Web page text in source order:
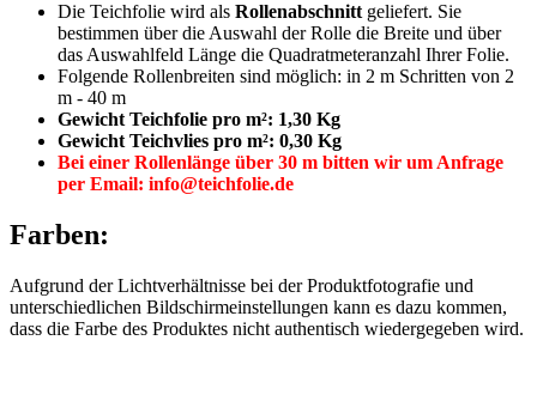
Die Teichfolie wird als Rollenabschnitt geliefert. Sie
bestimmen über die Auswahl der Rolle die Breite und über
das Auswahlfeld Länge die Quadratmeteranzahl Ihrer Folie.
Folgende Rollenbreiten sind möglich: in 2 m Schritten von 2
m - 40 m
Gewicht Teichfolie pro m²: 1,30 Kg
Gewicht Teichvlies pro m²: 0,30 Kg
Bei einer Rollenlänge über 30 m bitten wir um Anfrage
per Email: info@teichfolie.de
Farben:
Aufgrund der Lichtverhältnisse bei der Produktfotografie und
unterschiedlichen Bildschirmeinstellungen kann es dazu kommen,
dass die Farbe des Produktes nicht authentisch wiedergegeben wird.